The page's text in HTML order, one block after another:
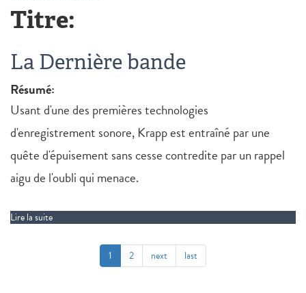
Titre:
La Dernière bande
Résumé:
Usant d'une des premières technologies
d'enregistrement sonore, Krapp est entraîné par une
quête d'épuisement sans cesse contredite par un rappel
aigu de l'oubli qui menace.
Lire la suite
1 2 next last